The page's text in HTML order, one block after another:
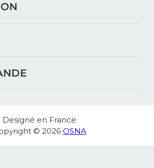
Designé en France
© 2026 OSNA